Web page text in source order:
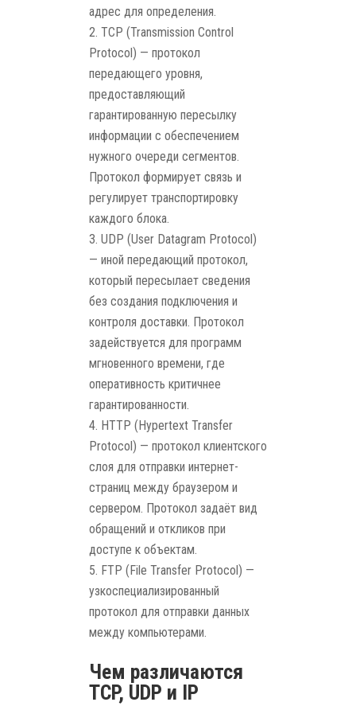
адрес для определения.
TCP (Transmission Control
Protocol) — протокол
передающего уровня,
предоставляющий
гарантированную пересылку
информации с обеспечением
нужного очереди сегментов.
Протокол формирует связь и
регулирует транспортировку
каждого блока.
UDP (User Datagram Protocol)
— иной передающий протокол,
который пересылает сведения
без создания подключения и
контроля доставки. Протокол
задействуется для программ
мгновенного времени, где
оперативность критичнее
гарантированности.
HTTP (Hypertext Transfer
Protocol) — протокол клиентского
слоя для отправки интернет-
страниц между браузером и
сервером. Протокол задаёт вид
обращений и откликов при
доступе к объектам.
FTP (File Transfer Protocol) —
узкоспециализированный
протокол для отправки данных
между компьютерами.
Чем различаются
TCP, UDP и IP